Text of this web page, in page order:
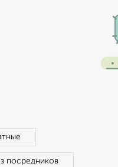
посредников